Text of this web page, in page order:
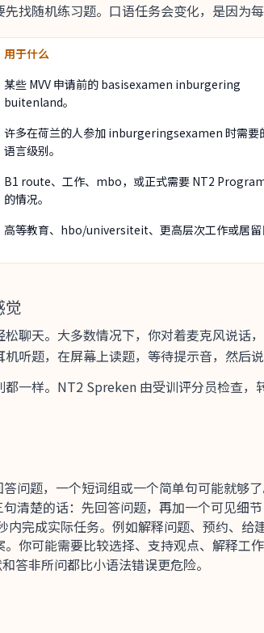
找随机练习题。口语任务会变化，是因为
用于什么
某些 MVV 申请前的 basisexamen inburgering
buitenland。
许多在荷兰的人参加 inburgeringsexamen 时需要
语言级别。
B1 route、工作、mbo，或正式需要 NT2
的情况。
高等教育、hbo/universiteit、更高层次工作或居留
觉
聊天。大多数情况下，你对着麦克风说话
听题，在屏幕上读题，等待提示音，然后
一样。NT2 Spreken 由受训评分员检查
问题，一个短词组或一个简单句可能就够了
清楚的话：先回答问题，再加一个可见细
内完成实际任务。例如解释问题、预约、给
你可能需要比较选择、支持观点、解释工
答非所问都比小语法错误更危险。